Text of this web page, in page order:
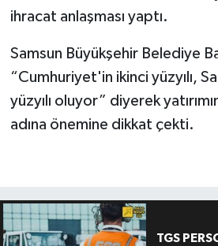
ihracat anlaşması yaptı.
Samsun Büyükşehir Belediye
“Cumhuriyet'in ikinci yüzyılı,
yüzyılı oluyor” diyerek
adına önemine dikkat çekti.
TGS